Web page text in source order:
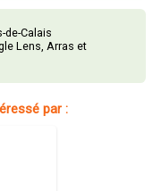
de-Calais
Lens, Arras et
par :